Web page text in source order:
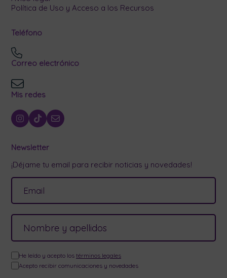
Política de Uso y Acceso a los Recursos
Teléfono
Correo electrónico
Mis redes
Newsletter
¡Déjame tu email para recibir noticias y novedades!
He leído y acepto los términos legales
Acepto recibir comunicaciones y novedades